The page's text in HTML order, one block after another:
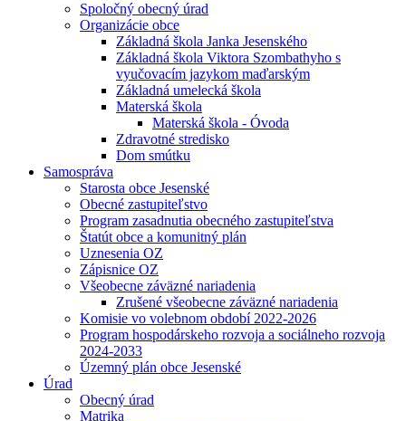
Spoločný obecný úrad
Organizácie obce
Základná škola Janka Jesenského
Základná škola Viktora Szombathyho s
vyučovacím jazykom maďarským
Základná umelecká škola
Materská škola
Materská škola - Óvoda
Zdravotné stredisko
Dom smútku
Samospráva
Starosta obce Jesenské
Obecné zastupiteľstvo
Program zasadnutia obecného zastupiteľstva
Štatút obce a komunitný plán
Uznesenia OZ
Zápisnice OZ
Všeobecne záväzné nariadenia
Zrušené všeobecne záväzné nariadenia
Komisie vo volebnom období 2022-2026
Program hospodárskeho rozvoja a sociálneho rozvoja
2024-2033
Územný plán obce Jesenské
Úrad
Obecný úrad
Matrika